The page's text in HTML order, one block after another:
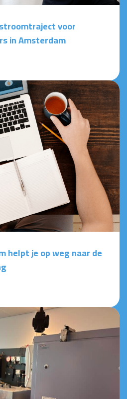
voor
in Amsterdam
helpt je op weg naar de